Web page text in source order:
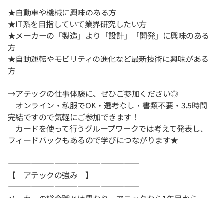
★自動車や機械に興味のある方
★IT系を目指していて業界研究したい方
★メーカーの「製造」より「設計」「開発」に興味のある
方
★自動運転やモビリティの進化など最新技術に興味がある
方
→アテックの仕事体験に、ぜひご参加ください◎
オンライン・私服でOK・選考なし・書類不要・3.5時間
完結ですので気軽にご参加できます！
カードを使って行うグループワークでは考えて発表し、
フィードバックもあるので学びにつながります★
―――――――――――――――――
【 アテックの強み 】
―――――――――――――――――